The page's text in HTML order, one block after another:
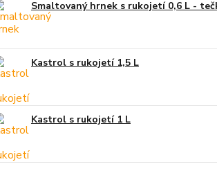
Smaltovaný hrnek s rukojetí 0,6 L -
Kastrol s rukojetí 1,5 L
Kastrol s rukojetí 1 L